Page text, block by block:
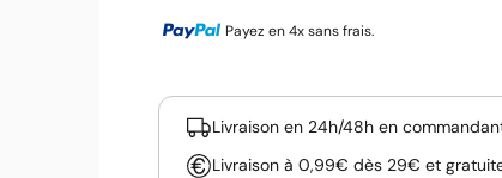
Payez en 4x sans frais.
Livraison en 24h/48h en
Livraison à 0,99€ dès 29€ et